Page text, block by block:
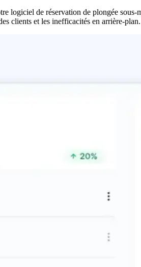
logiciel de réservation de plongée
clients et les inefficacités en arrière-plan.